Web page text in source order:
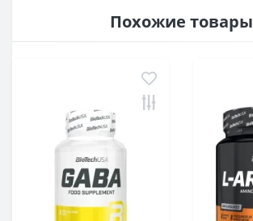
Похожие товары